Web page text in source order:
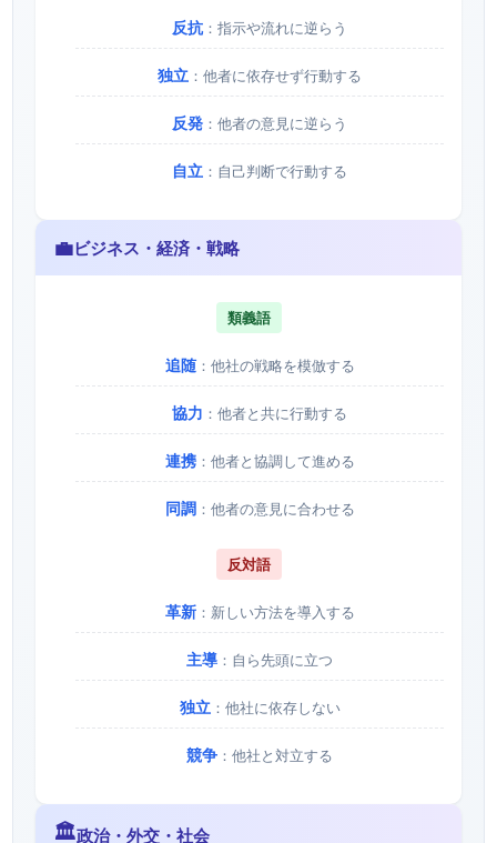
反抗 ：指示や流れに逆らう
独立 ：他者に依存せず行動する
反発 ：他者の意見に逆らう
自立 ：自己判断で行動する
💼ビジネス・経済・戦略
類義語
追随：他社の戦略を模倣する
協力 ：他者と共に行動する
連携：他者と協調して進める
同調：他者の意見に合わせる
反対語
革新：新しい方法を導入する
主導 ：自ら先頭に立つ
独立：他社に依存しない
競争 ：他社と対立する
🏛️政治・外交・社会